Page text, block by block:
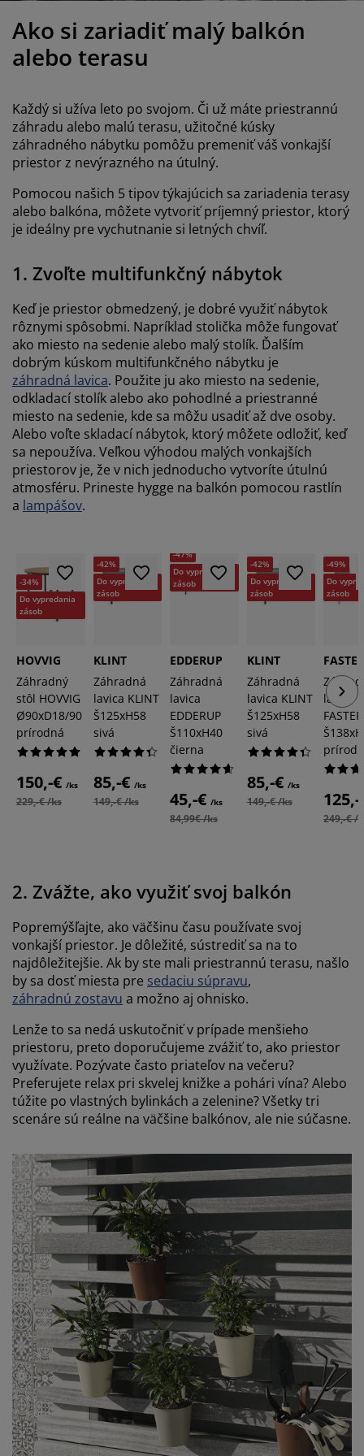
skrine
s úložným priestorom
matrace
postele
nábytku
osvetlenie
Ako si zariadiť malý balkón
alebo terasu
Každý si užíva leto po svojom. Či už máte priestrannú
záhradu alebo malú terasu, užitočné kúsky
záhradného nábytku pomôžu premeniť váš vonkajší
priestor z nevýrazného na útulný.
Pomocou našich 5 tipov týkajúcich sa zariadenia terasy
alebo balkóna, môžete vytvoriť príjemný priestor, ktorý
je ideálny pre vychutnanie si letných chvíľ.
1. Zvoľte multifunkčný nábytok
Keď je priestor obmedzený, je dobré využiť nábytok
rôznymi spôsobmi. Napríklad stolička môže fungovať
ako miesto na sedenie alebo malý stolík. Ďalším
dobrým kúskom multifunkčného nábytku je
záhradná lavica. Použite ju ako miesto na sedenie,
odkladací stolík alebo ako pohodlné a priestranné
miesto na sedenie, kde sa môžu usadiť až dve osoby.
Alebo voľte skladací nábytok, ktorý môžete odložiť, keď
sa nepoužíva. Veľkou výhodou malých vonkajších
priestorov je, že v nich jednoducho vytvoríte útulnú
atmosféru. Prineste hygge na balkón pomocou rastlín
a lampášov.
-34%
Do vypredania
zásob
HOVVIG
Záhradný
stôl HOVVIG
Ø90xD18/90
prírodná
150,-€ /ks
229,-€ /ks
-42%
Do vypredania
zásob
KLINT
Záhradná
lavica KLINT
Š125xH58
sivá
85,-€ /ks
149,-€ /ks
-47%
Do vypredania
zásob
EDDERUP
Záhradná
lavica
EDDERUP
Š110xH40
čierna
45,-€ /ks
84,99€ /ks
-42%
Do vypredania
zásob
KLINT
Záhradná
lavica KLINT
Š125xH58
sivá
85,-€ /ks
149,-€ /ks
-49%
Do
zásob
lavica
249,-€ /
2. Zvážte, ako využiť svoj balkón
Popremýšľajte, ako väčšinu času používate svoj
vonkajší priestor. Je dôležité, sústrediť sa na to
najdôležitejšie. Ak by ste mali priestrannú terasu, našlo
by sa dosť miesta pre sedaciu súpravu,
záhradnú zostavu a možno aj ohnisko.
Lenže to sa nedá uskutočniť v prípade menšieho
priestoru, preto doporučujeme zvážiť to, ako priestor
využívate. Pozývate často priateľov na večeru?
Preferujete relax pri skvelej knižke a pohári vína? Alebo
túžite po vlastných bylinkách a zelenine? Všetky tri
scenáre sú reálne na väčšine balkónov, ale nie súčasne.